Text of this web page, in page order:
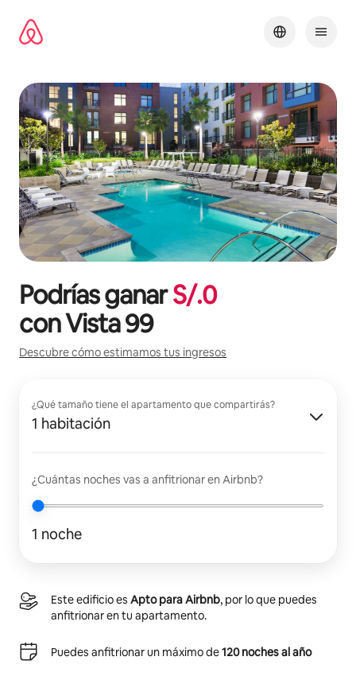
contenido
Podrías ganarS/.0
conVista 99
Descubre cómo estimamos tus ingresos
¿Qué tamaño tiene el apartamento que compartirás?
1 habitación
¿Cuántas noches vas a anfitrionar en Airbnb?
1 noche
Este edificio es Apto para Airbnb, por lo que puedes
anfitrionar en tu apartamento.
Puedes anfitrionar un máximo de120 noches al año